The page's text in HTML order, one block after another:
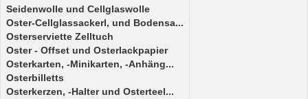
Seidenwolle und Cellglaswolle
Oster-Cellglassackerl, und Bodensa...
Osterserviette Zelltuch
Oster - Offset und Osterlackpapier
Osterkarten, -Minikarten, -Anhäng...
Osterbilletts
Osterkerzen, -Halter und Osterteel...